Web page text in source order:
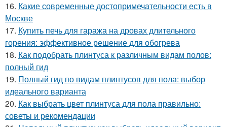
16. Какие современные достопримечательности есть в
Москве
17. Купить печь для гаража на дровах длительного
горения: эффективное решение для обогрева
18. Как подобрать плинтуса к различным видам полов:
полный гид
19. Полный гид по видам плинтусов для пола: выбор
идеального варианта
20. Как выбрать цвет плинтуса для пола правильно:
советы и рекомендации